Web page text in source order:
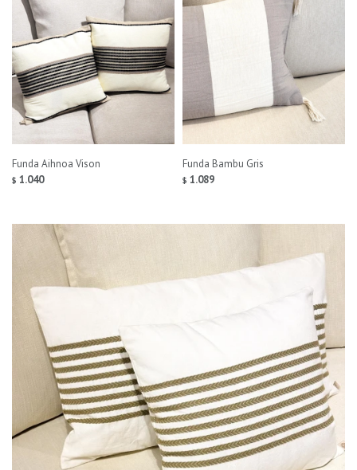
Funda Aihnoa Vison
$ 1.040
Funda Bambu Gris
$ 1.089